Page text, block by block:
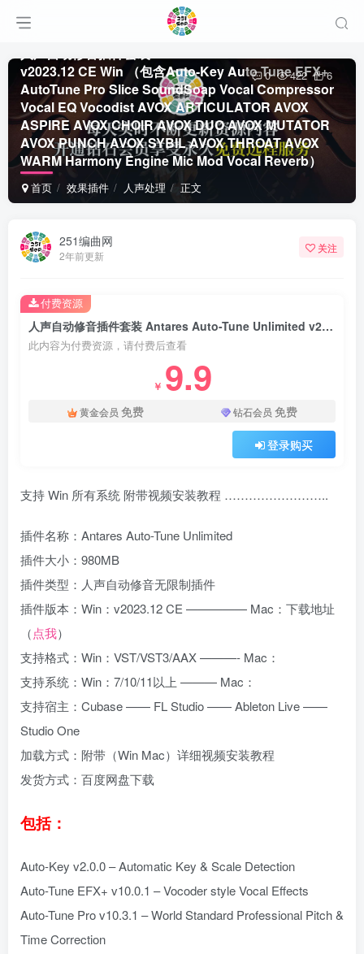
v2023.12 CE Win （包含Auto-Key Auto Tune EFX+
AutoTune Pro Slice SoundSoap Vocal Compressor
Vocal EQ Vocodist AVOX ARTICULATOR AVOX
ASPIRE AVOX CHOIR AVOX DUO AVOX MUTATOR
AVOX PUNCH AVOX SYBIL AVOX THROAT AVOX
WARM Harmony Engine Mic Mod Vocal Reverb）
首页 效果插件 人声处理 正文
0 422 6
251编曲网
2年前更新
关注
人声自动修音插件套装 Antares Auto-Tune Unlimited v2023.12 CE Win （包含Auto-Key Auto Tune EFX+ AutoTune Pro Slice SoundSoap Vocal Compressor Vocal EQ Vocodist AVOX ARTICULATOR AVOX ASPIRE AVOX CHOIR AVOX DUO AVOX MUTATOR AVOX PUNCH AVOX SYBIL AVOX THROAT AVOX WARM Harmony Engine Mic Mod Vocal Reverb）
此内容为付费资源，请付费后查看
￥ 9.9
黄金会员 免费 钻石会员 免费
登录购买
付费资源
支持 Win 所有系统 附带视频安装教程 ……………………..
插件名称：Antares Auto-Tune Unlimited
插件大小：980MB
插件类型：人声自动修音无限制插件
插件版本：Win：v2023.12 CE ————— Mac：下载地址
（点我）
支持格式：Win：VST/VST3/AAX ———- Mac：
支持系统：Win：7/10/11以上 ——— Mac：
支持宿主：Cubase —— FL Studio —— Ableton Live ——
Studio One
加载方式：附带（Win Mac）详细视频安装教程
发货方式：百度网盘下载
包括：
Auto-Key v2.0.0 – Automatic Key & Scale Detection
Auto-Tune EFX+ v10.0.1 – Vocoder style Vocal Effects
Auto-Tune Pro v10.3.1 – World Standard Professional Pitch &
Time Correction